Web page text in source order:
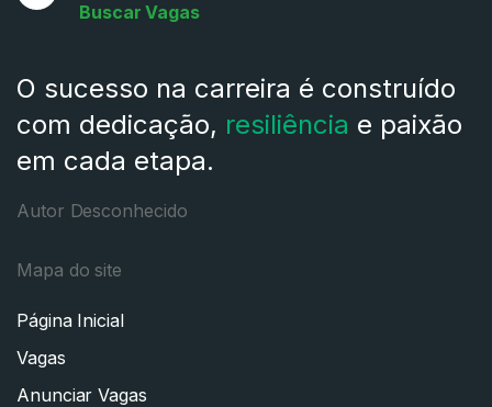
Buscar Vagas
O sucesso na carreira é construído
com dedicação, resiliência e paixão
em cada etapa.
Autor Desconhecido
Mapa do site
Página Inicial
Vagas
Anunciar Vagas